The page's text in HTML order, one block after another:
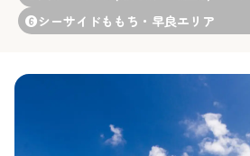
❻シーサイドももち・早良エリア